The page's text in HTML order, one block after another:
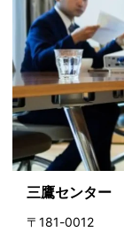
三鷹センター
〒181-0012